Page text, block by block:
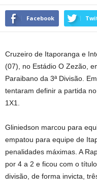
Facebook
Cruzeiro de Itaporanga e
(07), no Estádio O Zezão,
Paraibano da 3ª Divisão.
tentaram definir a partida
1X1.
Gliniedson marcou para
empatou para equipe de
penalidades máximas. A
por 4 a 2 e ficou com o
divisão, de forma invicta,